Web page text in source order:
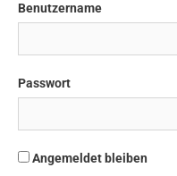
Benutzername
Passwort
Angemeldet bleiben